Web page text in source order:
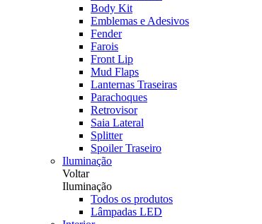
Body Kit
Emblemas e Adesivos
Fender
Farois
Front Lip
Mud Flaps
Lanternas Traseiras
Parachoques
Retrovisor
Saia Lateral
Splitter
Spoiler Traseiro
Iluminação
Voltar
Iluminação
Todos os produtos
Lâmpadas LED